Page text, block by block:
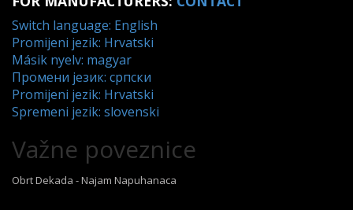
Switch language: English
Promijeni jezik: Hrvatski
Másik nyelv: magyar
Промени језик: српски
Promijeni jezik: Hrvatski
Spremeni jezik: slovenski
Važne poveznice
Obrt Dekada - Najam Napuhanaca